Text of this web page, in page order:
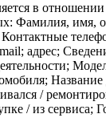
в
Фамилия, имя,
адрес;
Название
/
/ из сервиса;